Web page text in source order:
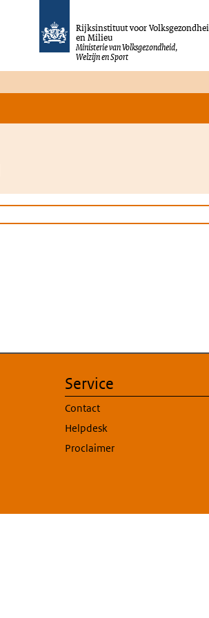
Rijksinstituut voor
en Milieu
Ministerie van Volksgezondheid,
Welzijn en Sport
Service
Contact
Helpdesk
Proclaimer